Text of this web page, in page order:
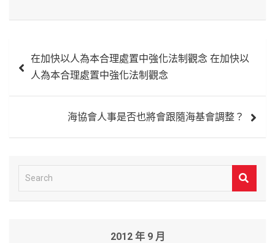
章 在加快以人為本合理處置中強化法制觀念 在加快以
人為本合理處置中強化法制觀念
海協會人事是否也將會跟隨海基會調整？
e
2012 年 9 月